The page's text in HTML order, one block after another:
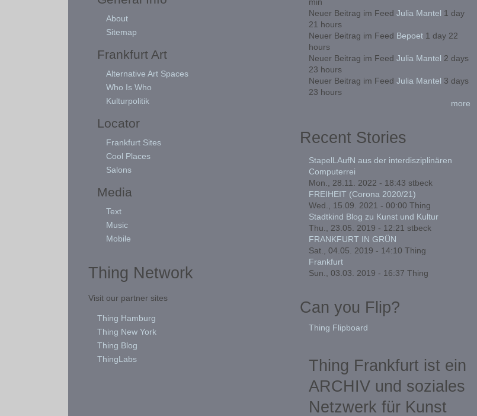
About
Sitemap
Frankfurt Art
Alternative Art Spaces
Who Is Who
Kulturpolitik
Locator
Frankfurt Sites
Cool Places
Salons
Media
Text
Music
Mobile
Thing Network
Visit our partner sites
Thing Hamburg
Thing New York
Thing Blog
ThingLabs
Neuer Beitrag im Feed Julia Mantel 1 day
21 hours
Neuer Beitrag im Feed Bepoet1 day 22
hours
Neuer Beitrag im Feed Julia Mantel 2 days
23 hours
Neuer Beitrag im Feed Julia Mantel 3 days
23 hours
more
Recent Stories
StapelLAufN aus der interdisziplinären
Computerrei
Mon., 28.11. 2022 - 18:43 stbeck
FREIHEIT (Corona 2020/21)
Wed., 15.09. 2021 - 00:00 Thing
Stadtkind Blog zu Kunst und Kultur
Thu., 23.05. 2019 - 12:21 stbeck
FRANKFURT IN GRÜN
Sat., 04.05. 2019 - 14:10 Thing
Frankfurt
Sun., 03.03. 2019 - 16:37 Thing
Can you Flip?
Thing Flipboard
Thing Frankfurt ist ein
ARCHIV und soziales
Netzwerk für Kunst